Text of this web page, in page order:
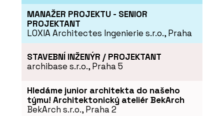
SLUŽBY
Veřejné zakázky - SNTD
MANAŽER PROJEKTU - SENIOR
PROJEKTANT
LOXIA Architectes Ingenierie s.r.o., Praha
STAVEBNÍ INŽENÝR / PROJEKTANT
archibase s.r.o., Praha 5
Hledáme junior architekta do našeho
týmu! Architektonický ateliér BekArch
BekArch s.r.o., Praha 2